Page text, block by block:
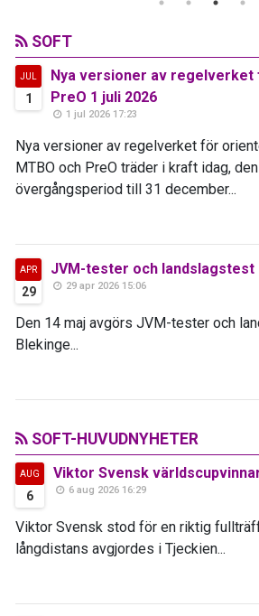
SOFT
JUL
1
Nya versioner av regelverket
PreO 1 juli 2026
1 jul 2026 17:23
Nya versioner av regelverket för
MTBO och PreO träder i kraft idag,
övergångsperiod till 31 december...
APR
29
JVM-tester och landslagstest
29 apr 2026 15:06
Den 14 maj avgörs JVM-tester och
Blekinge...
SOFT-HUVUDNYHETER
AUG
6
Viktor Svensk
6 aug 2026 16:29
Viktor Svensk stod för en riktig
långdistans avgjordes i Tjeckien...